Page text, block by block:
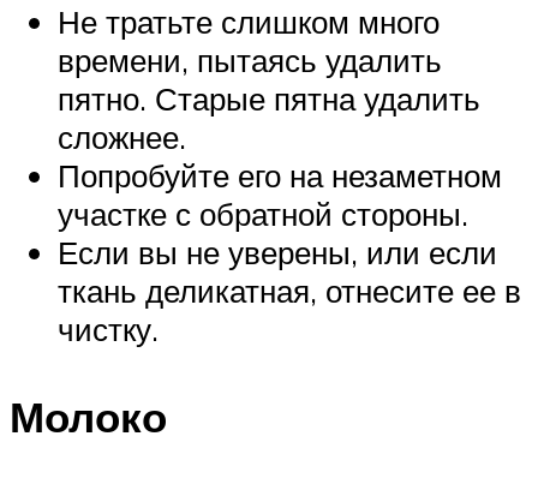
Не тратьте слишком много
времени, пытаясь удалить
пятно. Старые пятна удалить
сложнее.
Попробуйте его на незаметном
участке с обратной стороны.
Если вы не уверены, или если
ткань деликатная, отнесите ее в
чистку.
Молоко